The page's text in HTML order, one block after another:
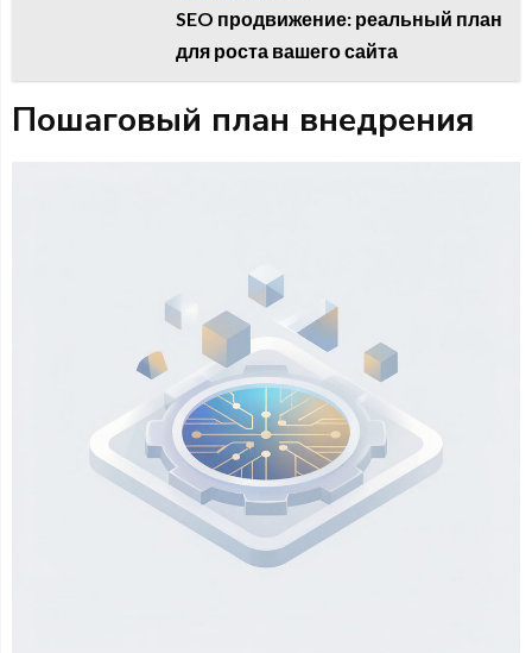
SEO продвижение: реальный план
для роста вашего сайта
Пошаговый план внедрения